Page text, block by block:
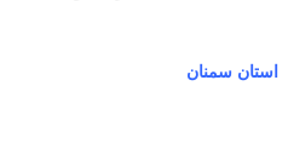
استان سمنان